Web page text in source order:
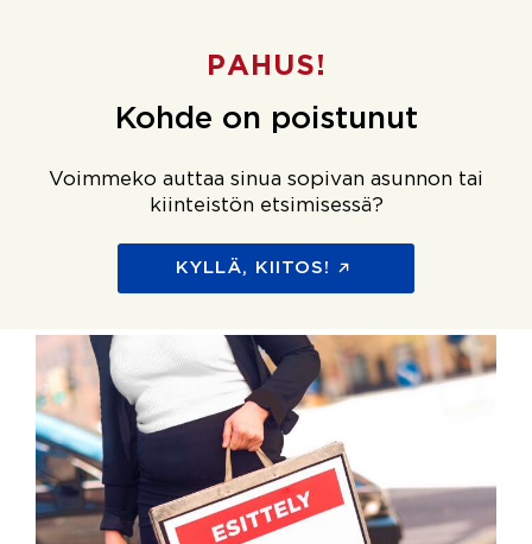
PAHUS!
Kohde on poistunut
Voimmeko auttaa sinua sopivan asunnon tai
kiinteistön etsimisessä?
KYLLÄ, KIITOS!